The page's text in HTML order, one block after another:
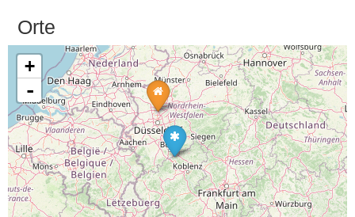
Orte
+
-